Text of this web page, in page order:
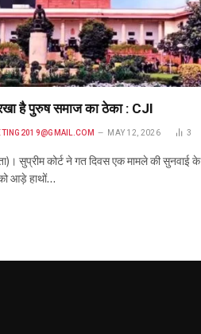
है पुरुष समाज का ठेका : CJI
MAY 12, 2026 3
सुप्रीम कोर्ट ने गत दिवस एक मामले की सुनवाई के
को आड़े हाथों…